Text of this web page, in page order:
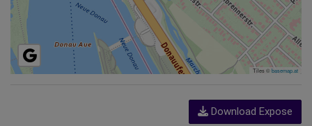
Tiles ©basemap.at
Download Expose